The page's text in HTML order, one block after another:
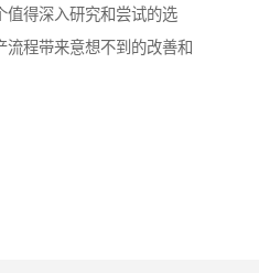
值得深入研究和尝试的选
程带来意想不到的改善和